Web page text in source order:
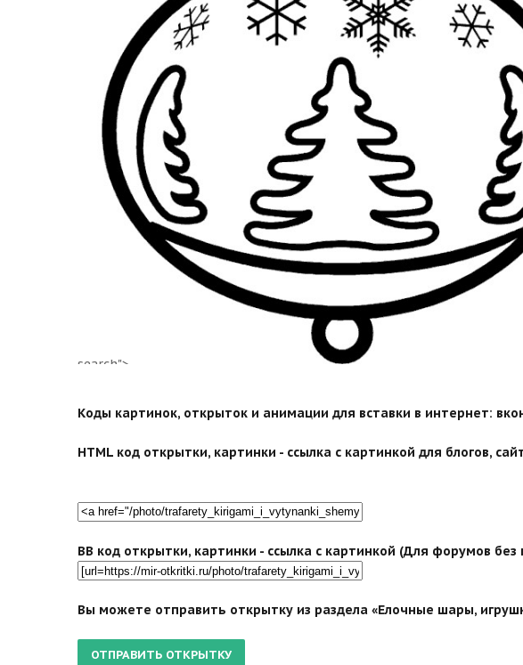
search">
Коды картинок, открыток и анимации для вставки в интернет:
HTML код открытки, картинки - ссылка с картинкой для блогов,
BB код открытки, картинки - ссылка с картинкой (Для форумов
Вы можете отправить открытку из раздела «Елочные шары,